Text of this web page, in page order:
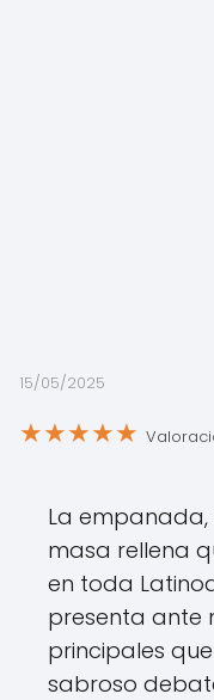
15/05/2025
★★★★★
La empanada,
masa rellena
en toda
presenta ante
principales
sabroso